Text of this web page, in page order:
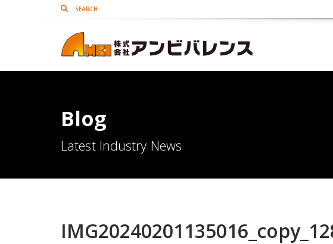
Blog
Latest Industry News